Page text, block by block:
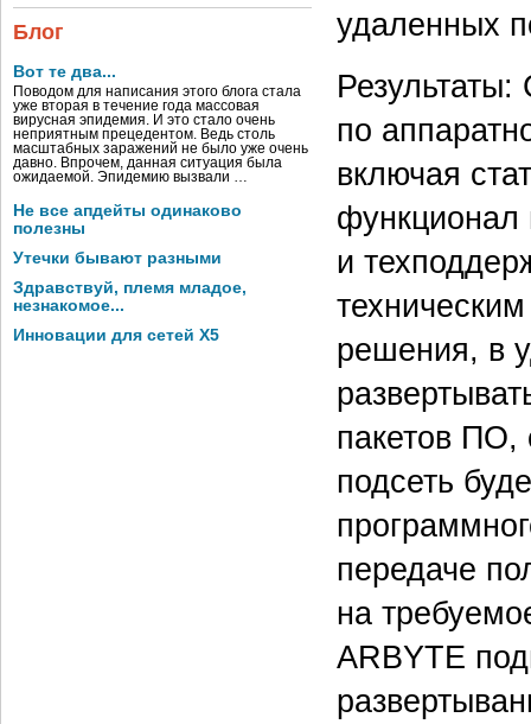
Блог
Вот те два...
Поводом для написания этого блога стала
уже вторая в течение года массовая
вирусная эпидемия. И это стало очень
неприятным прецедентом. Ведь столь
масштабных заражений не было уже очень
давно. Впрочем, данная ситуация была
ожидаемой. Эпидемию вызвали …
Не все апдейты одинаково
полезны
Утечки бывают разными
Здравствуй, племя младое,
незнакомое...
Инновации для сетей X5
удаленных
по
включая
функционал
и
решения, в
пакетов ПО,
подсеть
передаче
на
ARBYTE